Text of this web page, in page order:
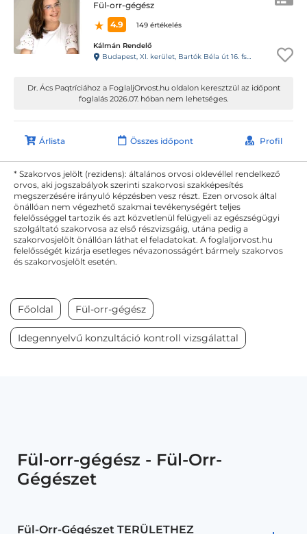
Fül-orr-gégész
4.9
149 értékelés
Kálmán Rendelő
Budapest, XI. kerület, Bartók Béla út 16. fsz.1.
Dr. Ács Paqtríciához a FoglaljOrvost.hu oldalon keresztzül az időpont
foglalás 2026.07. hóban nem lehetséges.
Árlista Összes időpont Profil
* Szakorvos jelölt (rezidens): általános orvosi oklevéllel rendelkező
orvos, aki jogszabályok szerinti szakorvosi szakképesítés
megszerzésére irányuló képzésben vesz részt. Ezen orvosok által
önállóan nem végezhető szakmai tevékenységért teljes
felelősséggel tartozik és azt közvetlenül felügyeli az egészségügyi
szolgáltató szakorvosa az első részvizsgáig, utána pedig a
szakorvosjelölt önállóan láthat el feladatokat. A foglaljorvost.hu
felelősségét kizárja esetleges névazonosságért bármely szakorvos
és szakorvosjelölt esetén.
Főoldal Fül-orr-gégész
Idegennyelvű konzultáció kontroll vizsgálattal
Fül-orr-gégész - Fül-Orr-
Gégészet
Fül-Orr-Gégészet TERÜLETHEZ